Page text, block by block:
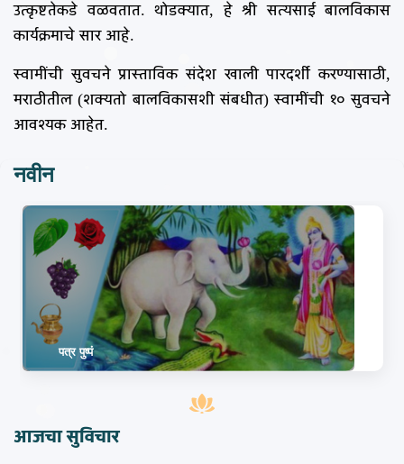
उत्कृष्टतेकडे वळवतात. थोडक्यात, हे श्री सत्यसाई बालविकास
कार्यक्रमाचे सार आहे.
स्वामींची सुवचने प्रास्ताविक संदेश खाली पारदर्शी करण्यासाठी,
मराठीतील (शक्यतो बालविकासशी संबधीत) स्वामींची १० सुवचने
आवश्यक आहेत.
नवीन
पत्र पुष्पं
आजचा सुविचार